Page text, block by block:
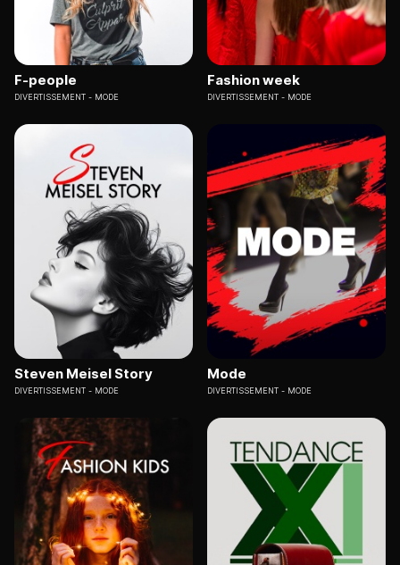
F-people
DIVERTISSEMENT MODE
Fashion week
DIVERTISSEMENT MODE
Steven Meisel Story
DIVERTISSEMENT MODE
Mode
DIVERTISSEMENT MODE